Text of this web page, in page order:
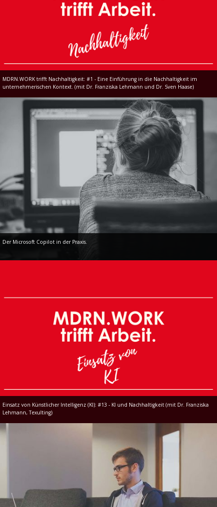
MDRN.WORK trifft Nachhaltigkeit: #1 - Eine Einführung in die Nachhaltigkeit im
unternehmerischen Kontext. (mit Dr. Franziska Lehmann und Dr. Sven Haase)
Der Microsoft Copilot in der Praxis.
Einsatz von Künstlicher Intelligenz (KI): #13 - KI und Nachhaltigkeit (mit Dr. Franziska
Lehmann, Texulting)